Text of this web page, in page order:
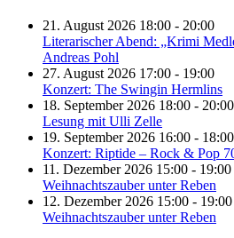
21. August 2026 18:00 - 20:00
Literarischer Abend: „Krimi
Andreas Pohl
27. August 2026 17:00 - 19:00
Konzert: The Swingin Hermlins
18. September 2026 18:00 - 20:00
Lesung mit Ulli Zelle
19. September 2026 16:00 - 18:00
Konzert: Riptide – Rock & Pop
11. Dezember 2026 15:00 - 19:00
Weihnachtszauber unter Reben
12. Dezember 2026 15:00 - 19:00
Weihnachtszauber unter Reben